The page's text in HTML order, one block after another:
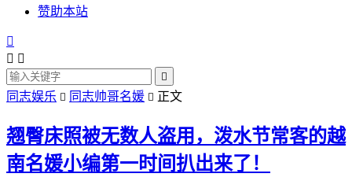
赞助本站

 

同志娱乐  同志帅哥名媛  正文
翘臀床照被无数人盗用，泼水节常客的越
南名媛小编第一时间扒出来了！